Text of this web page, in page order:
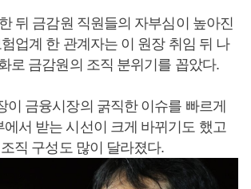
뒤 금감원 직원들의 자부심이 높아진
업계 한 관계자는 이 원장 취임 뒤 나
로 금감원의 조직 분위기를 꼽았다.
이 금융시장의 굵직한 이슈를 빠르게
서 받는 시선이 크게 바뀌기도 했고
직 구성도 많이 달라졌다.